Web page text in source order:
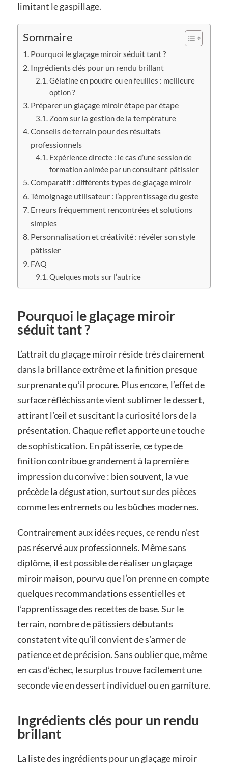
limitant le gaspillage.
Sommaire
Pourquoi le glaçage miroir séduit tant ?
Ingrédients clés pour un rendu brillant
Gélatine en poudre ou en feuilles : meilleure
option ?
Préparer un glaçage miroir étape par étape
Zoom sur la gestion de la température
Conseils de terrain pour des résultats
professionnels
Expérience directe : le cas d’une session de
formation animée par un consultant pâtissier
Comparatif : différents types de glaçage miroir
Témoignage utilisateur : l’apprentissage du geste
Erreurs fréquemment rencontrées et solutions
simples
Personnalisation et créativité : révéler son style
pâtissier
FAQ
Quelques mots sur l’autrice
Pourquoi le glaçage miroir
séduit tant ?
L’attrait du glaçage miroir réside très clairement
dans la brillance extrême et la finition presque
surprenante qu’il procure. Plus encore, l’effet de
surface réfléchissante vient sublimer le dessert,
attirant l’œil et suscitant la curiosité lors de la
présentation. Chaque reflet apporte une touche
de sophistication. En pâtisserie, ce type de
finition contribue grandement à la première
impression du convive : bien souvent, la vue
précède la dégustation, surtout sur des pièces
comme les entremets ou les bûches modernes.
Contrairement aux idées reçues, ce rendu n’est
pas réservé aux professionnels. Même sans
diplôme, il est possible de réaliser un glaçage
miroir maison, pourvu que l’on prenne en compte
quelques recommandations essentielles et
l’apprentissage des recettes de base. Sur le
terrain, nombre de pâtissiers débutants
constatent vite qu’il convient de s’armer de
patience et de précision. Sans oublier que, même
en cas d’échec, le surplus trouve facilement une
seconde vie en dessert individuel ou en garniture.
Ingrédients clés pour un rendu
brillant
La liste des ingrédients pour un glaçage miroir